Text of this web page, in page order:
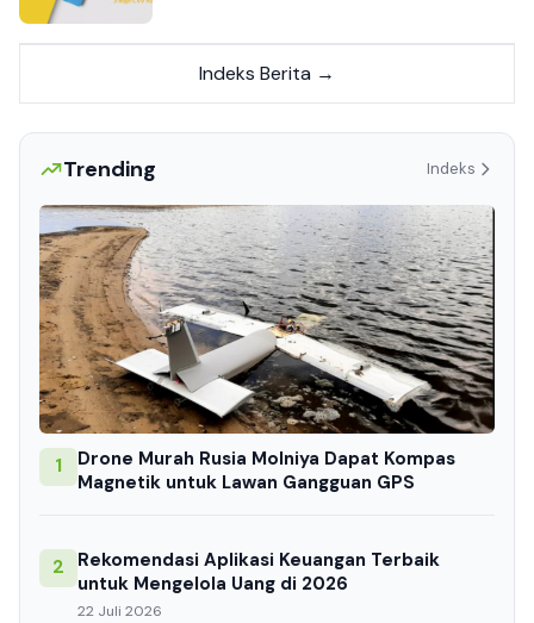
Indeks Berita →
Trending Indeks
1
Drone Murah Rusia Molniya Dapat Kompas
Magnetik untuk Lawan Gangguan GPS
2
Rekomendasi Aplikasi Keuangan Terbaik
untuk Mengelola Uang di 2026
22 Juli 2026